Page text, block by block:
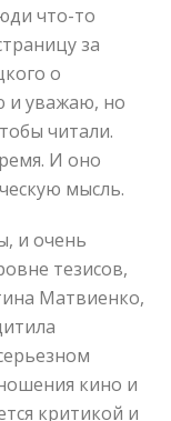
что-то
за
о
и уважаю, но
читали.
И оно
мысль.
и очень
тезисов,
Матвиенко,
кино и
критикой и